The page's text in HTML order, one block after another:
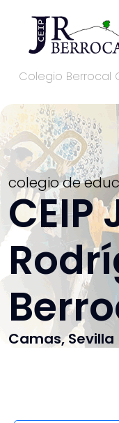
Colegio Berrocal
colegio de
CEIP
Camas, Sevilla